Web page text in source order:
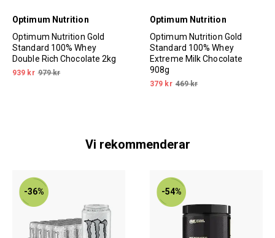
Optimum Nutrition
Optimum Nutrition Gold
Standard 100% Whey
Double Rich Chocolate 2kg
939 kr 979 kr
Optimum Nutrition
Optimum Nutrition Gold
Standard 100% Whey
Extreme Milk Chocolate
908g
379 kr 469 kr
Vi rekommenderar
-36% -54%